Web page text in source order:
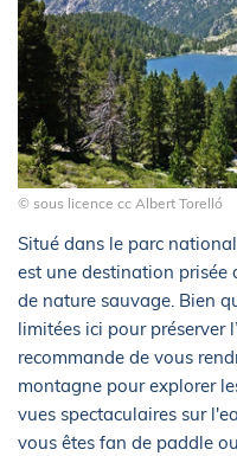
© sous licence cc Albert Torelló
Situé dans le parc
est une destination prisée
de nature sauvage. Bien
limitées ici pour préserver
recommande de vous
montagne pour explorer
vues spectaculaires sur
vous êtes fan de paddle